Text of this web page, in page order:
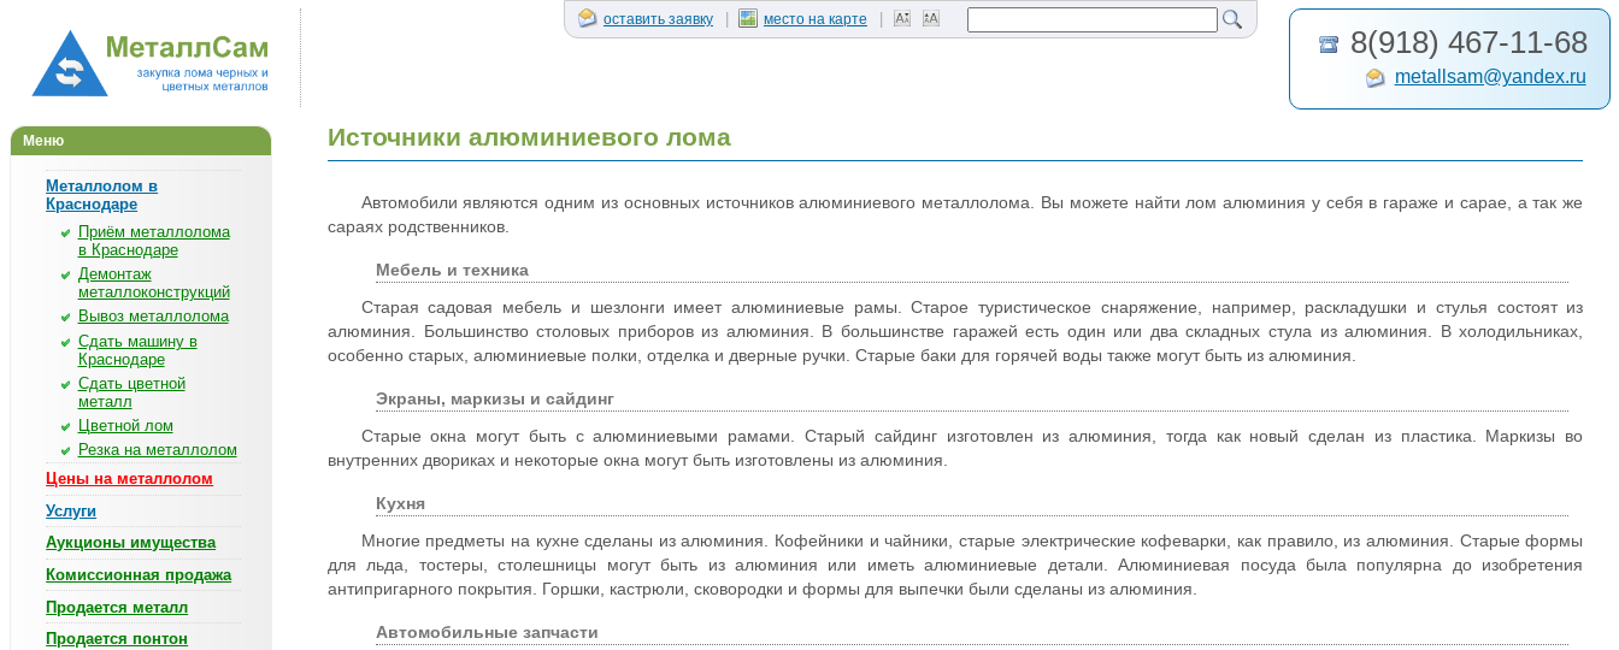
8(918) 467-11-68
metallsam@yandex.ru
оставить заявку место на карте
Меню
Металлолом в
Краснодаре
Приём металлолома
в Краснодаре
Демонтаж
металлоконструкций
Вывоз металлолома
Сдать машину в
Краснодаре
Сдать цветной
металл
Цветной лом
Резка на металлолом
Цены на металлолом
Услуги
Аукционы имущества
Комиссионная продажа
Продается металл
Продается понтон
Источники алюминиевого лома
Автомобили являются одним из основных источников алюминиевого металлолома. Вы можете найти лом алюминия у себя в гараже и сарае, а так же
сараях родственников.
Мебель и техника
Старая садовая мебель и шезлонги имеет алюминиевые рамы. Старое туристическое снаряжение, например, раскладушки и стулья состоят из
алюминия. Большинство столовых приборов из алюминия. В большинстве гаражей есть один или два складных стула из алюминия. В холодильниках,
особенно старых, алюминиевые полки, отделка и дверные ручки. Старые баки для горячей воды также могут быть из алюминия.
Экраны, маркизы и сайдинг
Старые окна могут быть с алюминиевыми рамами. Старый сайдинг изготовлен из алюминия, тогда как новый сделан из пластика. Маркизы во
внутренних двориках и некоторые окна могут быть изготовлены из алюминия.
Кухня
Многие предметы на кухне сделаны из алюминия. Кофейники и чайники, старые электрические кофеварки, как правило, из алюминия. Старые формы
для льда, тостеры, столешницы могут быть из алюминия или иметь алюминиевые детали. Алюминиевая посуда была популярна до изобретения
антипригарного покрытия. Горшки, кастрюли, сковородки и формы для выпечки были сделаны из алюминия.
Автомобильные запчасти